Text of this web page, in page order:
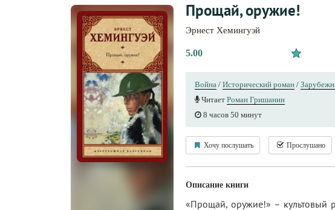
Прощай, оружие!
Эрнест Хемингуэй
5.00
Война / Исторический роман /
Читает Роман Гришанин
8 часов 50 минут
Хочу послушать Прослушано
Описание книги
«Прощай, оружие!» – культовый